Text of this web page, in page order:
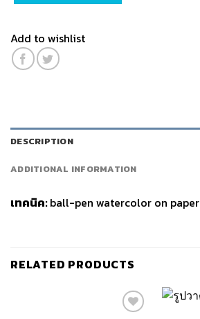
Add to wishlist
DESCRIPTION
ADDITIONAL INFORMATION
เทคนิค:ball-pen watercolor on paper
RELATED PRODUCTS